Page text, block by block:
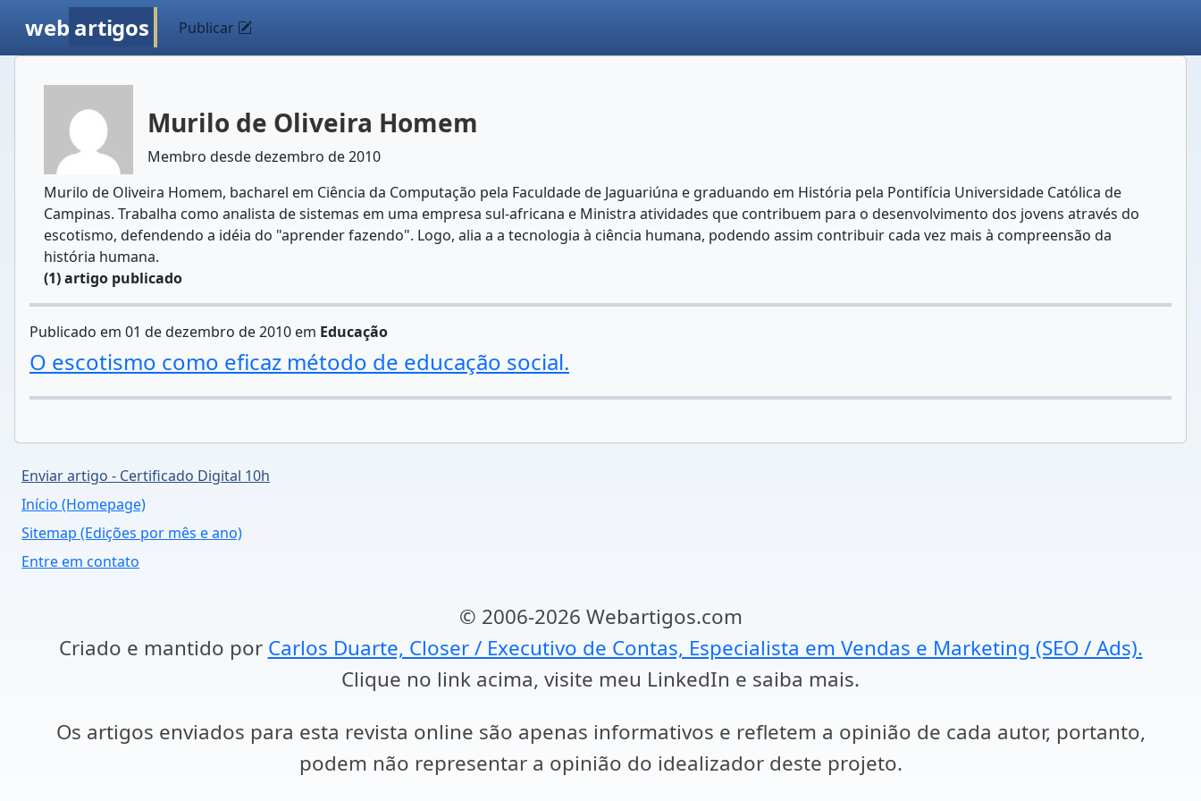
web artigos Publicar
Murilo de Oliveira Homem
Membro desde dezembro de 2010
Murilo de Oliveira Homem, bacharel em Ciência da Computação pela Faculdade de Jaguariúna e graduando em História pela Pontifícia Universidade Católica de
Campinas. Trabalha como analista de sistemas em uma empresa sul-africana e Ministra atividades que contribuem para o desenvolvimento dos jovens através do
escotismo, defendendo a idéia do "aprender fazendo". Logo, alia a a tecnologia à ciência humana, podendo assim contribuir cada vez mais à compreensão da
história humana.
(1) artigo publicado
Publicado em 01 de dezembro de 2010 em Educação
O escotismo como eficaz método de educação social.
Enviar artigo - Certificado Digital 10h
Início (Homepage)
Sitemap (Edições por mês e ano)
Entre em contato
© 2006-2026 Webartigos.com
Criado e mantido por Carlos Duarte, Closer / Executivo de Contas, Especialista em Vendas e Marketing (SEO / Ads).
Clique no link acima, visite meu LinkedIn e saiba mais.
Os artigos enviados para esta revista online são apenas informativos e refletem a opinião de cada autor, portanto,
podem não representar a opinião do idealizador deste projeto.